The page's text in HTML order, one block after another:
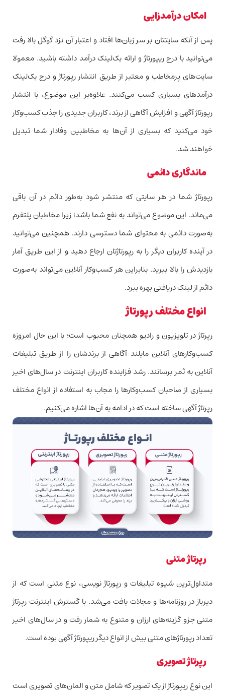
امکان درآمدزایی
پس از آنکه سایتتان بر سر زبان‌ها افتاد و اعتبار آن نزد گوگل بالا رفت
می‌توانید با درج ریپورتاژ و ارائه بک‌لینک درآمد داشته باشید. معمولا
سایت‌های پر‌مخاطب و معتبر از طریق انتشار رپورتاژ و درج بک‌لینک
درآمدهای بسیاری کسب می‌کنند. علاوه‌بر این موضوع، با انتشار
رپورتاژ آگهی و افزایش آگاهی از برند، کاربران جدیدی را جذب کسب‌و‌کار
خود می‌کنید که بسیاری از آن‌ها به مخاطبین وفادار شما تبدیل
خواهند شد.
ماندگاری دائمی
رپورتاژ شما در هر سایتی که منتشر شود به‌طور دائم در آن باقی
می‌ماند. این موضوع می‌تواند به نفع شما باشد؛ زیرا مخاطبان پلتفرم
به‌صورت دائمی به محتوای شما دسترسی دارند. همچنین می‌توانید
در آینده کاربران دیگر را به رپورتاژتان ارجاع دهید و از این طریق آمار
بازدیدش را بالا ببرید. بنابراین هر کسب‌و‌کار آنلاین می‌تواند به‌صورت
دائم از لینک دریافتی بهره ببرد.
انواع مختلف رپورتاژ
رپرتاژ در تلویزیون و رادیو همچنان محبوب است؛ با این حال امروزه
کسب‌وکارهای آنلاین مایلند آگاهی از برندشان را از طریق تبلیغات
آنلاین به ثمر برسانند. رشد فزاینده کاربران اینترنت در سال‌های اخیر
بسیاری از صاحبان کسب‌وکارها را مجاب به استفاده از انواع مختلف
رپرتاژ آگهی ساخته است که در ادامه به آن‌ها اشاره می‌کنیم.
رپرتاژ متنی
متداول‌ترین شیوه تبلیغات و رپورتاژ نویسی، نوع متنی است که از
دیرباز در روزنامه‌ها و مجلات یافت می‌شد. با گسترش اینترنت رپرتاژ
متنی جزو گزینه‌های ارزان و متنوع به شمار رفت و در سال‌های اخیر
تعداد رپورتاژهای متنی بیش از انواع دیگر ریپورتاژ آگهی بوده است.
رپرتاژ تصویری
این نوع ریپورتاژ از یک تصویر که شامل متن و المان‌های تصویری است